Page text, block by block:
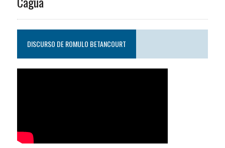
DISCURSO DE ROMULO BETANCOURT